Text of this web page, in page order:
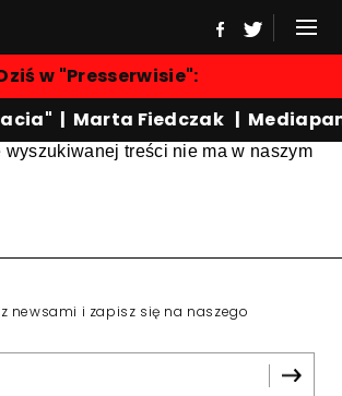
w "Presserwisie":
| Marta Fiedczak |
wyszukiwanej treści nie ma w naszym
newsami i zapisz się na naszego